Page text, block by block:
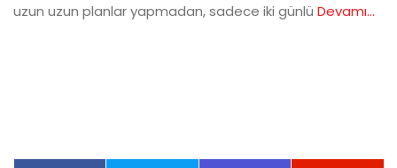
uzun uzun planlar yapmadan, sadece iki günlü Devamı...